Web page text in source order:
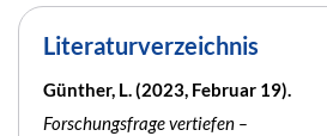
Literaturverzeichnis
Günther, L. (2023, Februar 19).
Forschungsfrage vertiefen –